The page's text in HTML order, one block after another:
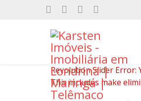
Revolution Slider Error:
This includes make